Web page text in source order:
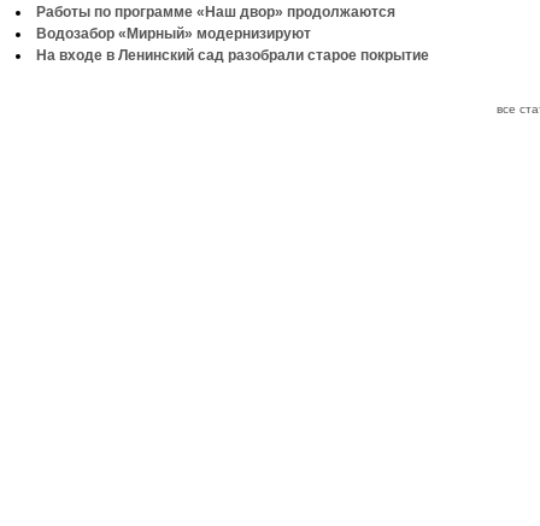
Работы по программе «Наш двор» продолжаются
Водозабор «Мирный» модернизируют
На входе в Ленинский сад разобрали старое покрытие
все